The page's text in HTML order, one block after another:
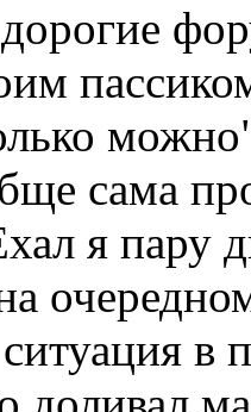
сама
я пару